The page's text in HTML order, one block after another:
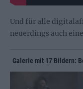
Und für alle
neuerdings auch eine
Galerie mit 17 Bildern: